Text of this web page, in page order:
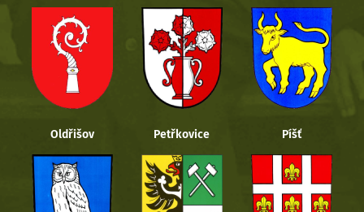
Oldřišov Petřkovice Píšť